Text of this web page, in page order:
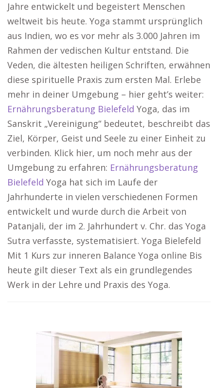
Jahre entwickelt und begeistert Menschen
weltweit bis heute. Yoga stammt ursprünglich
aus Indien, wo es vor mehr als 3.000 Jahren im
Rahmen der vedischen Kultur entstand. Die
Veden, die ältesten heiligen Schriften, erwähnen
diese spirituelle Praxis zum ersten Mal. Erlebe
mehr in deiner Umgebung – hier geht’s weiter:
Ernährungsberatung Bielefeld Yoga, das im
Sanskrit „Vereinigung“ bedeutet, beschreibt das
Ziel, Körper, Geist und Seele zu einer Einheit zu
verbinden. Klick hier, um noch mehr aus der
Umgebung zu erfahren: Ernährungsberatung
Bielefeld Yoga hat sich im Laufe der
Jahrhunderte in vielen verschiedenen Formen
entwickelt und wurde durch die Arbeit von
Patanjali, der im 2. Jahrhundert v. Chr. das Yoga
Sutra verfasste, systematisiert. Yoga Bielefeld
Mit 1 Kurs zur inneren Balance Yoga online Bis
heute gilt dieser Text als ein grundlegendes
Werk in der Lehre und Praxis des Yoga.